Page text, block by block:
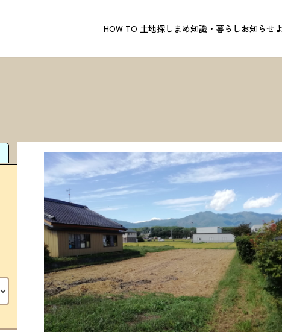
HOW TO 土地探し まめ知識・暮らし お知らせ